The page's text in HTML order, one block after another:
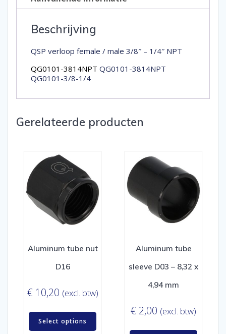
Beschrijving
QSP verloop female / male 3/8″ – 1/4″ NPT
QG0101-3814NPT QG0101-3814NPT
QG0101-3/8-1/4
Gerelateerde producten
Aluminum tube nut
D16
€ 10,20 (excl. btw)
Select options
Aluminum tube
sleeve D03 – 8,32 x
4,94 mm
€ 2,00 (excl. btw)